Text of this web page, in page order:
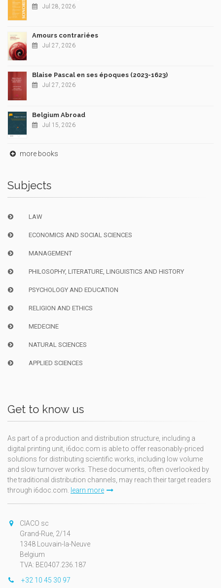
Jul 28, 2026
Amours contrariées
Jul 27, 2026
Blaise Pascal en ses époques (2023-1623)
Jul 27, 2026
Belgium Abroad
Jul 15, 2026
more books
Subjects
LAW
ECONOMICS AND SOCIAL SCIENCES
MANAGEMENT
PHILOSOPHY, LITERATURE, LINGUISTICS AND HISTORY
PSYCHOLOGY AND EDUCATION
RELIGION AND ETHICS
MEDECINE
NATURAL SCIENCES
APPLIED SCIENCES
Get to know us
As part of a production and distribution structure, including a
digital printing unit, i6doc.com is able to offer reasonably-priced
solutions for distributing scientific works, including low volume
and slow turnover works. These documents, often overlooked by
the traditional distribution channels, may reach their target readers
through i6doc.com.
learn more
CIACO sc
Grand-Rue, 2/14
1348 Louvain-la-Neuve
Belgium
TVA: BE0407.236.187
+32 10 45 30 97